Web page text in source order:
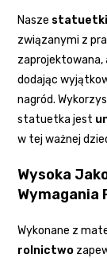
Nasze
związanymi z
zaprojektowana,
dodając
nagród.
statuetka jest
w tej ważnej
Wysoka
Wymagania
Wykonane z
rolnictwo